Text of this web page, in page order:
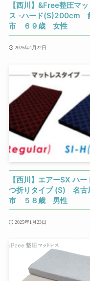
【西川】&Free整圧マ
ス -ハード(S)200cm
市 ６９歳 女性
2025年4月22日
【西川】エアーSX ハー
つ折りタイプ (S) 名古
市 ５８歳 男性
2025年1月23日